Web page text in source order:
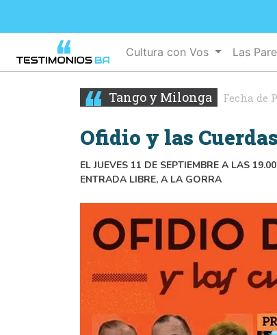
Cultura con Vos Las
Tango y Milonga Fecha de
Ofidio y las
EL JUEVES 11 DE SEPTIEMBRE A LAS
ENTRADA LIBRE, A LA GORRA